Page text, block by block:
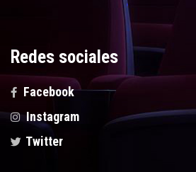
Redes sociales
Facebook
Instagram
Twitter